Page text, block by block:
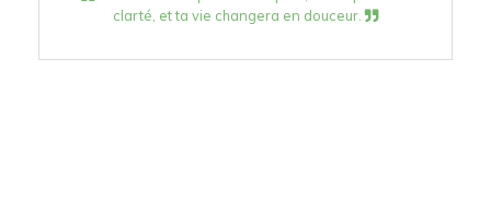
clarté, et ta vie changera en douceur.